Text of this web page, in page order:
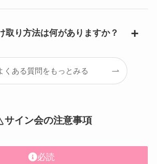
取り方法は何がありますか？
くある質問をもっとみる
サイン会の注意事項
必読